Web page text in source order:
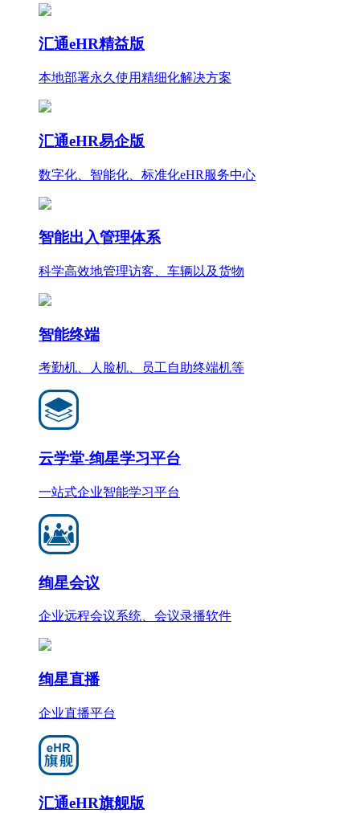
汇通eHR精益版
本地部署永久使用精细化解决方案
汇通eHR易企版
数字化、智能化、标准化eHR服务中心
智能出入管理体系
科学高效地管理访客、车辆以及货物
智能终端
考勤机、人脸机、员工自助终端机等
云学堂-绚星学习平台
一站式企业智能学习平台
绚星会议
企业远程会议系统、会议录播软件
绚星直播
企业直播平台
汇通eHR旗舰版